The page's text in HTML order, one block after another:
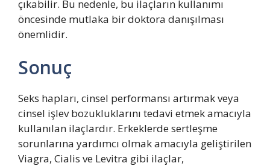
çıkabilir. Bu nedenle, bu ilaçların kullanımı
öncesinde mutlaka bir doktora danışılması
önemlidir.
Sonuç
Seks hapları, cinsel performansı artırmak veya
cinsel işlev bozukluklarını tedavi etmek amacıyla
kullanılan ilaçlardır. Erkeklerde sertleşme
sorunlarına yardımcı olmak amacıyla geliştirilen
Viagra, Cialis ve Levitra gibi ilaçlar,